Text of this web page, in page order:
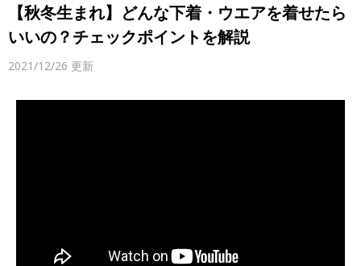
【秋冬生まれ】どんな下着・ウエアを着せたら
いいの？チェックポイントを解説
2021/12/26 更新